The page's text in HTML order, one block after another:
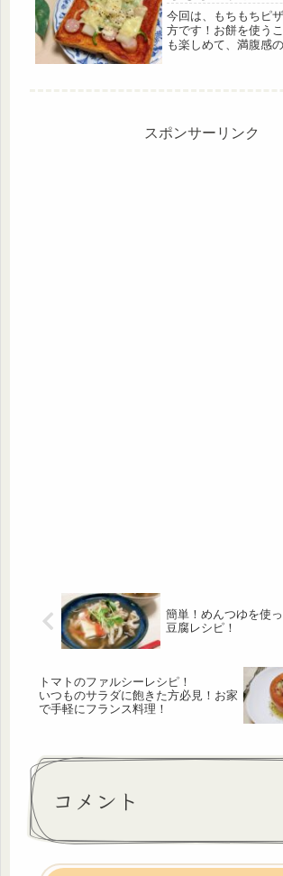
が豊富です。
今回は、もちもちピ
方です！お餅を使う
も楽しめて、満腹感
スポンサーリンク
簡単！めんつゆを使
豆腐レシピ！
トマトのファルシーレシピ！
いつものサラダに飽きた方必見！お家
で手軽にフランス料理！
コメント